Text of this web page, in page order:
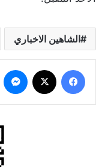
الشاهين الاخباري
فيسبوك